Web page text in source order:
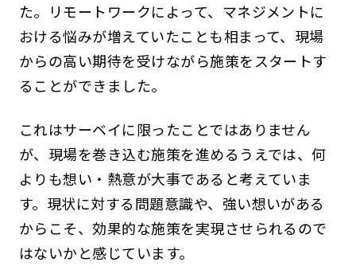
た。リモートワークによって、マネジメントに
おける悩みが増えていたことも相まって、現場
からの高い期待を受けながら施策をスタートす
ることができました。
これはサーベイに限ったことではありません
が、現場を巻き込む施策を進めるうえでは、何
よりも想い・熱意が大事であると考えていま
す。現状に対する問題意識や、強い想いがある
からこそ、効果的な施策を実現させられるので
はないかと感じています。